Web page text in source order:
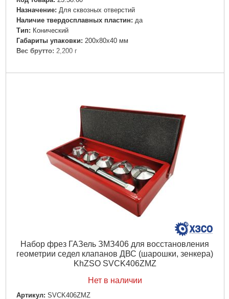
Назначение: Для сквозных отверстий
Наличие твердосплавных пластин: да
Тип: Конический
Габариты упаковки: 200x80x40 мм
Вес брутто: 2,200 г
Подробнее...
Набор фрез ГАЗель ЗМЗ406 для восстановления
геометрии седел клапанов ДВС (шарошки, зенкера)
KhZSO SVCK406ZMZ
Нет в наличии
Артикул: SVCK406ZMZ